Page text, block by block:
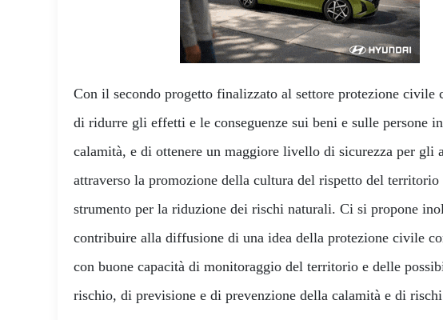
Con il secondo progetto finalizzato al settore protezione civile
di ridurre gli effetti e le conseguenze sui beni e sulle persone
calamità, e di ottenere un maggiore livello di sicurezza per gli
attraverso la promozione della cultura del rispetto del territorio
strumento per la riduzione dei rischi naturali. Ci si propone
contribuire alla diffusione di una idea della protezione civile
con buone capacità di monitoraggio del territorio e delle
rischio, di previsione e di prevenzione della calamità e di